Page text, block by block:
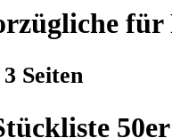
Seiten